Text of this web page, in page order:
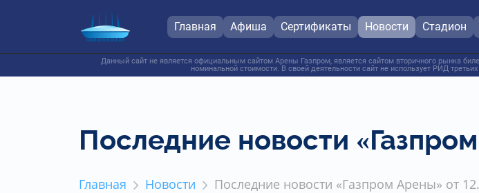
Главная Афиша Сертификаты Новости Стадион
Данный сайт не является официальным сайтом Арены Газпром, является сайтом вторичного рынка
номинальной стоимости. В своей деятельности сайт не использует РИД
Последние новости
Главная Новости Последние новости «Газпром Арены» от